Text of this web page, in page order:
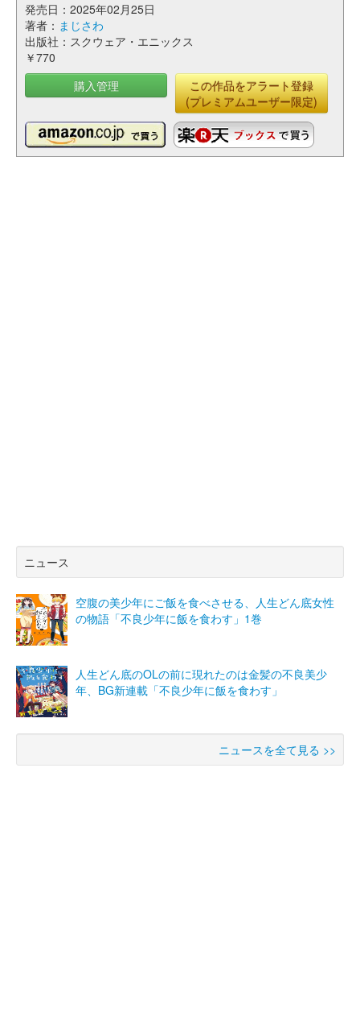
発売日：2025年02月25日
著者： まじさわ
出版社：スクウェア・エニックス
￥770
購入管理
この作品をアラート登録
(プレミアムユーザー限定)
ニュース
空腹の美少年にご飯を食べさせる、人生どん底女性
の物語「不良少年に飯を食わす」1巻
人生どん底のOLの前に現れたのは金髪の不良美少
年、BG新連載「不良少年に飯を食わす」
ニュースを全て見る >>